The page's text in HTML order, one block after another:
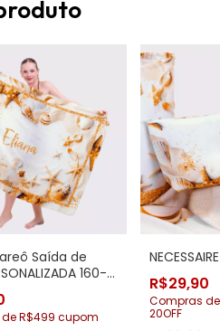
Saída de
160-
do mar
R$499 cupom
R$29,90
Compras
20OFF